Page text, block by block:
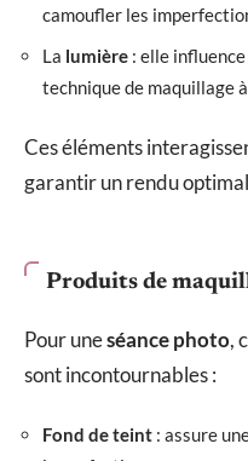
camoufler les
La lumière : elle
technique de maquillage
Ces éléments
garantir un rendu
Produits de
Pour uneséance photo,
sont incontournables :
Fond de teint : assure